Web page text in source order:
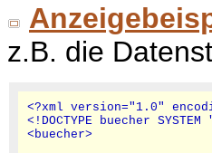
z.B. die
<?xml version="1.0"
<!DOCTYPE buecher
<buecher>